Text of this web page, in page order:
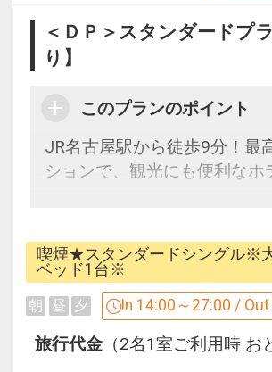
※ご覧のページがどちらかを
件】
未就学のお子様の添い寝無料
■未就学のお子様は無料でご
し込みください。
※添い寝のお子様は、正規ベ
つき1名限りのご利用となり
ただし、おとな1名で添い寝
のご利用はできません。
＜ＤＰ＞スタンダードプ
り】
このプランのポイント
JR名古屋駅から徒歩9分！最
ションで、観光にも便利なホ
[アクセス]
・JR「名古屋駅」桜通口から
・地下鉄「名古屋駅」1番出入
歩約4分
喫煙★スタンダードシングル※
ベッド1台※
朝 昼 夕 In 14:00～27:00 / Out
旅行代金 （2名1室ご利用時 お